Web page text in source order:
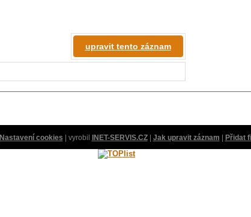
upravit tento záznam
Nastavení cookies | vyrobil INET-SERVIS.CZ| Jak upravit záznam Přidat